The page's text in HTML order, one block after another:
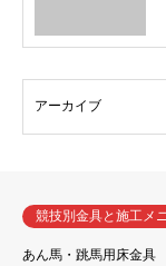
競技別金具と施工メ
あん馬・跳馬用床金具